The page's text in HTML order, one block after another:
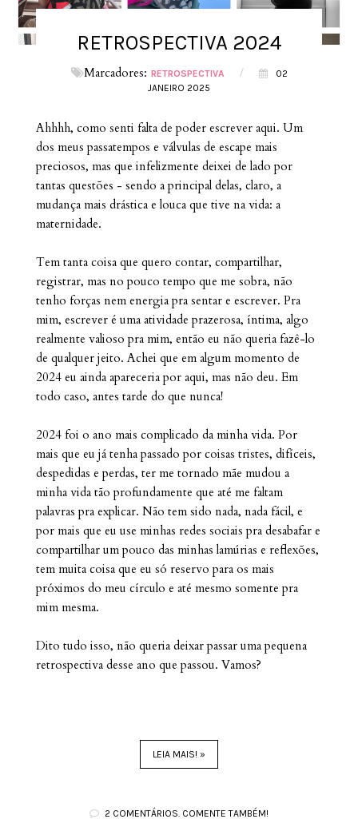
RETROSPECTIVA 2024
Marcadores: RETROSPECTIVA /
02
JANEIRO 2025
Ahhhh, como senti falta de poder escrever aqui. Um
dos meus passatempos e válvulas de escape mais
preciosos, mas que infelizmente deixei de lado por
tantas questões - sendo a principal delas, claro, a
mudança mais drástica e louca que tive na vida: a
maternidade.
Tem tanta coisa que quero contar, compartilhar,
registrar, mas no pouco tempo que me sobra, não
tenho forças nem energia pra sentar e escrever. Pra
mim, escrever é uma atividade prazerosa, íntima, algo
realmente valioso pra mim, então eu não queria fazê-lo
de qualquer jeito. Achei que em algum momento de
2024 eu ainda apareceria por aqui, mas não deu. Em
todo caso, antes tarde do que nunca!
2024 foi o ano mais complicado da minha vida. Por
mais que eu já tenha passado por coisas tristes, difíceis,
despedidas e perdas, ter me tornado mãe mudou a
minha vida tão profundamente que até me faltam
palavras pra explicar. Não tem sido nada, nada fácil, e
por mais que eu use minhas redes sociais pra desabafar e
compartilhar um pouco das minhas lamúrias e reflexões,
tem muita coisa que eu só reservo para os mais
próximos do meu círculo e até mesmo somente pra
mim mesma.
Dito tudo isso, não queria deixar passar uma pequena
retrospectiva desse ano que passou. Vamos?
LEIA MAIS! »
2 COMENTÁRIOS. COMENTE TAMBÉM!